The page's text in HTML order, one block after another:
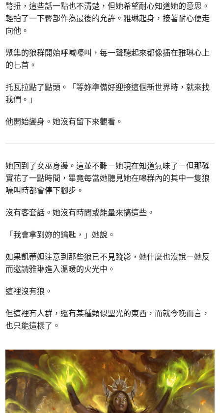
彆扭，這些話一點也不清楚，但她希望耐心知道她的意思。
輕拍了一下臀部作為最後的允許。雅琳起身，接著耐心便走
向他。
聚集的狼群開始呼喊嚎叫，每一聲聽起來都像插在雅琳心上
的匕首。
托瓦拉點了點頭。「等妳準備好迎接這個新世界時，就來找
我們。」
他開始變身。她沒有留下來觀看。
她回到了女巫身邊。這並不難－她現在知道氣味了－但那確
實花了一點時間，畢竟每當她聽見她在嗥群內的其中一隻狼
嚎叫時都會停下腳步。
沒有客套話。她沒有時間或能量來搞這些。
「我會拿到妳的鑰匙，」她說。
如果凱蒂妲注意到那些狼已不見蹤影，她什麼也沒說－她反
而邀請雅琳進入溫暖的火光中。
這裡沒有狼。
但這裡有人群，還有某種類似聖光的東西，而就今晚而言，
也只能這樣了。